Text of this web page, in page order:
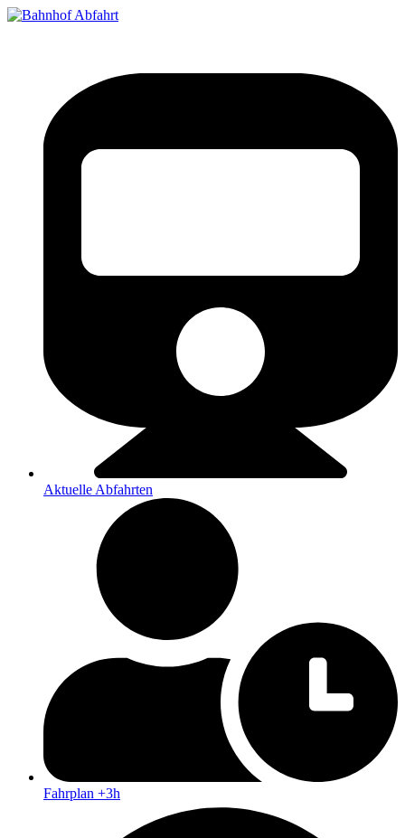
Aktuelle Abfahrten
Fahrplan +3h